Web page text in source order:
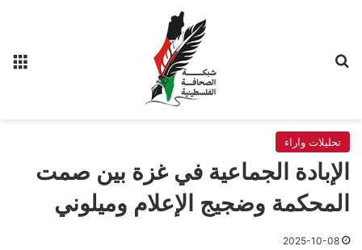
تحليلات واراء
الإبادة الجماعية في غزة بين صمت
المحكمة وضجيج الإعلام وميلوني
2025-10-08